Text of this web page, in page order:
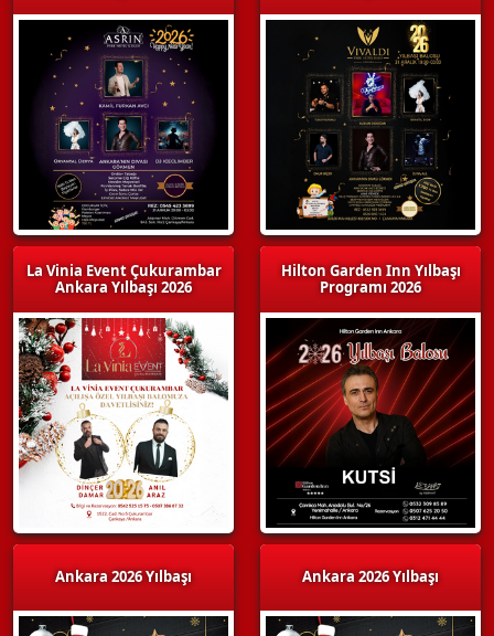
La Vinia Event Çukurambar
Ankara Yılbaşı 2026
Ankara 2026 Yılbaşı
Hilton Garden Inn Yılbaşı
Programı 2026
Ankara 2026 Yılbaşı